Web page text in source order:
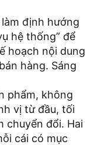
định hướng
hệ thống” để
hoạch nội dung
hàng. Sáng
phẩm, không
vị từ đầu, tối
chuyển đổi. Hai
cái có mục